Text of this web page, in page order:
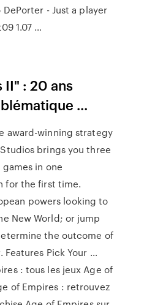
DePorter - Just a player
1.07 …
II" : 20 ans
...
award-winning strategy
brings you three
in one
for the first time.
powers looking to
New World; or jump
the outcome of
Pick Your …
: tous les jeux Age of
of Empires : retrouvez